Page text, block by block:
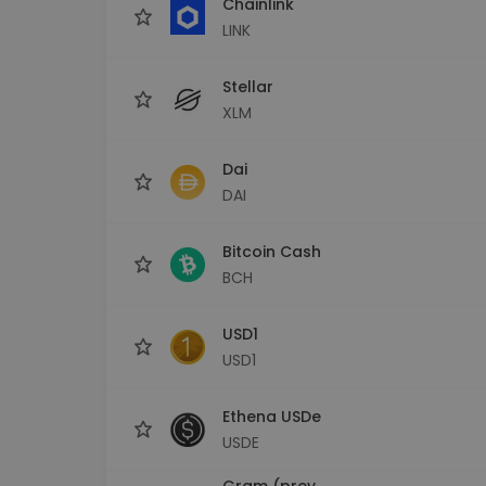
LINK
Stellar
XLM
Dai
DAI
Bitcoin Cash
BCH
USD1
USD1
Ethena USDe
USDE